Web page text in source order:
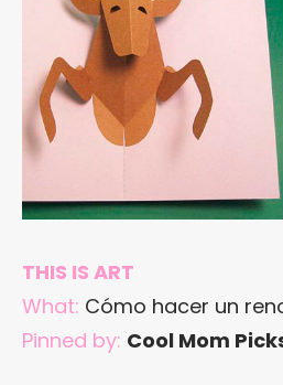
THIS IS ART
What: Cómo hacer un
Pinned by: Cool Mom